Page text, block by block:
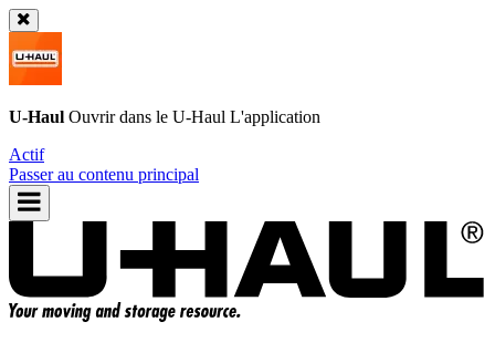
U-Haul Ouvrir dans le U-Haul L'application
Actif
Passer au contenu principal